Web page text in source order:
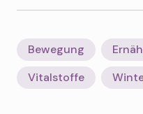
Bewegung
Vitalstoffe